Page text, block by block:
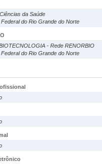
da Saúde
do Rio Grande do Norte
- Rede RENORBIO
do Rio Grande do Norte